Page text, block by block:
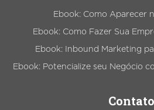
Ebook: Como Aparecer
Ebook: Como Fazer Sua
Ebook: Inbound Marketing
Ebook: Potencialize seu Negócio
Contato